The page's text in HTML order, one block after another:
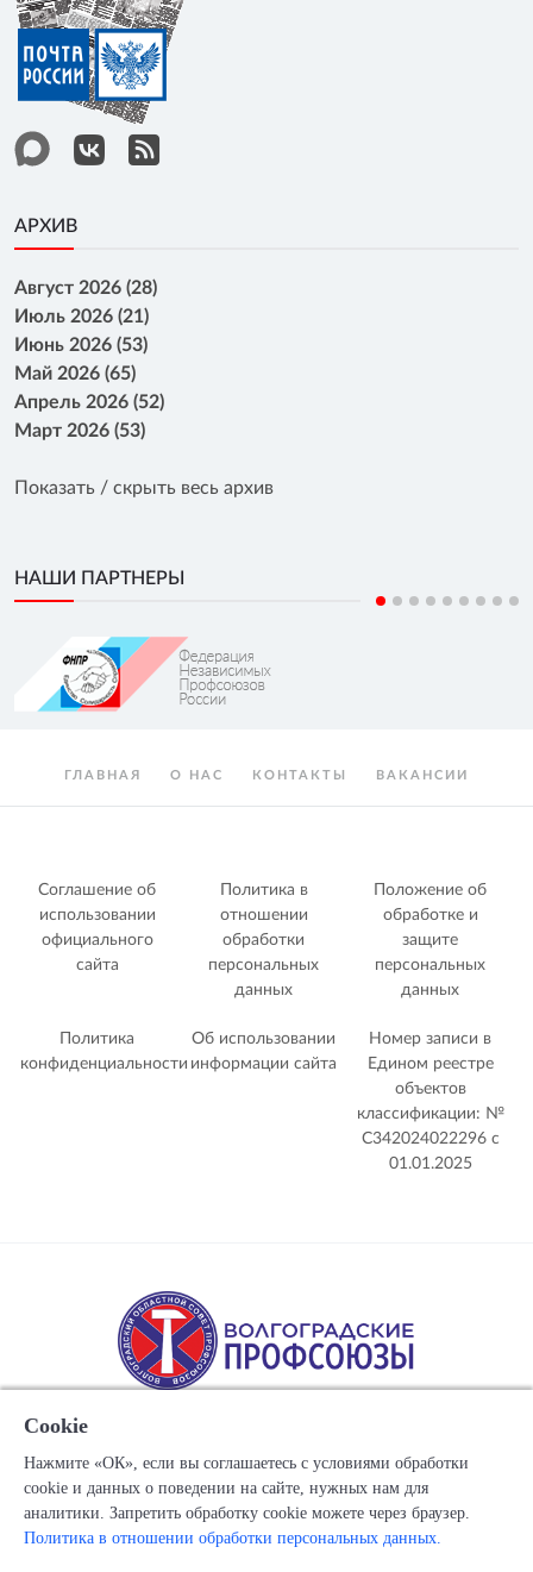
АРХИВ
Август 2026 (28)
Июль 2026 (21)
Июнь 2026 (53)
Май 2026 (65)
Апрель 2026 (52)
Март 2026 (53)
Показать / скрыть весь архив
НАШИ ПАРТНЕРЫ
ГЛАВНАЯ О НАС КОНТАКТЫ ВАКАНСИИ
Соглашение об
использовании
официального
сайта
Политика в
отношении
обработки
персональных
данных
Положение об
обработке и
защите
персональных
данных
Политика
конфиденциальности
Об использовании
информации сайта
Номер записи в
Едином реестре
объектов
классификации: №
С342024022296 c
01.01.2025
Copyright © 1917-2025 Союз организаций профсоюзов
"Волгоградский областной Совет профессиональных
Cookie
Нажмите «ОК», если вы соглашаетесь с условиями обработки
cookie и данных о поведении на сайте, нужных нам для
аналитики. Запретить обработку cookie можете через браузер.
Политика в отношении обработки персональных данных.